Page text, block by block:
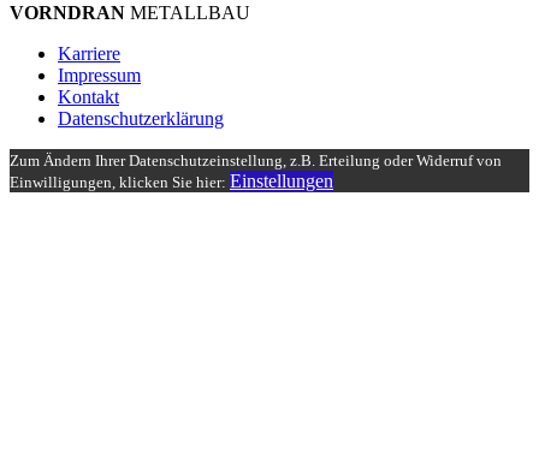
VORNDRAN METALLBAU
Karriere
Impressum
Kontakt
Datenschutzerklärung
Zum Ändern Ihrer Datenschutzeinstellung, z.B. Erteilung oder Widerruf von
Einwilligungen, klicken Sie hier: Einstellungen